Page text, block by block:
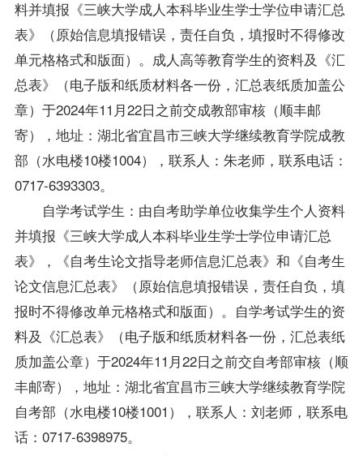
料并填报《三峡大学成人本科毕业生学士学位申请汇总
表》（原始信息填报错误，责任自负，填报时不得修改
单元格格式和版面）。成人高等教育学生的资料及《汇
总表》（电子版和纸质材料各一份，汇总表纸质加盖公
章）于2024年11月22日之前交成教部审核（顺丰邮
寄），地址：湖北省宜昌市三峡大学继续教育学院成教
部（水电楼10楼1004），联系人：朱老师，联系电话：
0717-6393303。
自学考试学生：由自考助学单位收集学生个人资料
并填报《三峡大学成人本科毕业生学士学位申请汇总
表》，《自考生论文指导老师信息汇总表》和《自考生
论文信息汇总表》（原始信息填报错误，责任自负，填
报时不得修改单元格格式和版面）。自学考试学生的资
料及《汇总表》（电子版和纸质材料各一份，汇总表纸
质加盖公章）于2024年11月22日之前交自考部审核（顺
丰邮寄），地址：湖北省宜昌市三峡大学继续教育学院
自考部（水电楼10楼1001），联系人：刘老师，联系电
话：0717-6398975。